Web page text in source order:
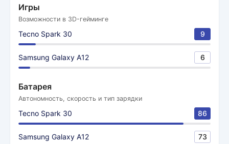
Игры
Возможности в 3D-гейминге
Tecno Spark 30 9
Samsung Galaxy A12 6
Батарея
Автономность, скорость и тип зарядки
Tecno Spark 30 86
Samsung Galaxy A12 73